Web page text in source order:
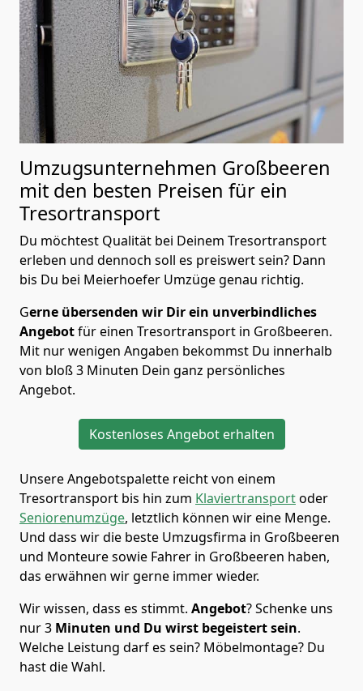
Umzugsunternehmen Großbeeren
mit den besten Preisen für ein
Tresortransport
Du möchtest Qualität bei Deinem Tresortransport
erleben und dennoch soll es preiswert sein? Dann
bis Du bei Meierhoefer Umzüge genau richtig.
Gerne übersenden wir Dir ein unverbindliches
Angebotfür einen Tresortransport in Großbeeren.
Mit nur wenigen Angaben bekommst Du innerhalb
von bloß 3 Minuten Dein ganz persönliches
Angebot.
Kostenloses Angebot erhalten
Unsere Angebotspalette reicht von einem
Tresortransport bis hin zum Klaviertransportoder
Seniorenumzüge, letztlich können wir eine Menge.
Und dass wir die beste Umzugsfirma in Großbeeren
und Monteure sowie Fahrer in Großbeeren haben,
das erwähnen wir gerne immer wieder.
Wir wissen, dass es stimmt. Angebot? Schenke uns
nur 3 Minuten und Du wirst begeistert sein.
Welche Leistung darf es sein? Möbelmontage? Du
hast die Wahl.